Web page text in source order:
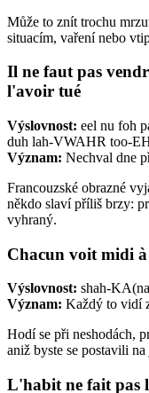
Může to znít trochu
situacím, vaření nebo
Il ne faut pas
l'avoir tué
Výslovnost: eel nu foh
duh lah-VWAHR too-
Význam: Nechval dne
Francouzské obrazné
někdo slaví příliš brzy:
vyhraný.
Chacun voit midi
Výslovnost: shah-
Význam: Každý to vidí
Hodí se při neshodách,
aniž byste se postavili na
L'habit ne fait pas